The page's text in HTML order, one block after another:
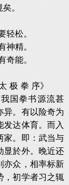
。
轻松。
神精。
奇能。
极 拳 序》
国拳书源流甚
异。有以险奇为
发达体育。而入
家。即：武当与
显於外。晚近还
亦众，相率标新
，初学者习之辄